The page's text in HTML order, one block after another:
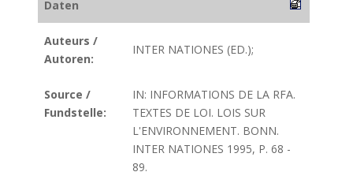
Daten
Auteurs /
Autoren:
INTER NATIONES (ED.);
Source /
Fundstelle:
IN: INFORMATIONS DE LA RFA.
TEXTES DE LOI. LOIS SUR
L'ENVIRONNEMENT. BONN.
INTER NATIONES 1995, P. 68 -
89.